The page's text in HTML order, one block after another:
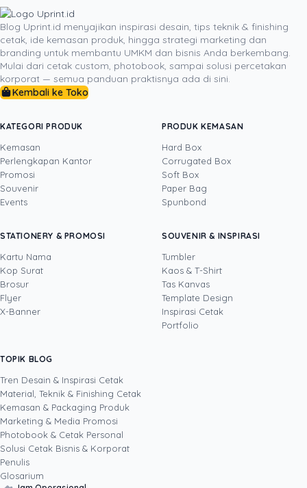
menempatkan tanda hak cipta atau nama Anda di
setiap karya sebelum merilisnya ke publik. Hal tersebut
penting dilakukan karena Anda sendiri tidak dapat
mencegah aksi dari pencuri karya yang tersebar di
dunia maya. Meskipun terkesan sederhana, namun
penggunaan nama ini juga dapat melindungi dan
menghindarkan karya anda dari pembajakan.
DITULIS OLEH
· Cofounder
Uprint.id, pakar dengan pengalaman lebih dari
20 tahun yang menguasai tiga disiplin
sekaligus: produksi percetakan dan kemasan
(offset, digital printing, quality control), digital
marketing, serta pemrograman dan AI. Ia
memahami bisnis cetak langsung dari lantai
produksi sampai baris kode, dari menghitung
sampai kemasan produk, selalu dengan
kacamata data dan dampak bisnis nyata.
Lihat profil →
Popular
Blog Uprint.id menyajikan inspirasi desain, tips teknik & finishing
cetak, ide kemasan produk, hingga strategi marketing dan
branding untuk membantu UMKM dan bisnis Anda berkembang.
Mulai dari cetak custom, photobook, sampai solusi percetakan
korporat — semua panduan praktisnya ada di sini.
Kembali ke Toko
KATEGORI PRODUK
Kemasan
Perlengkapan Kantor
Promosi
Souvenir
Events
PRODUK KEMASAN
Hard Box
Corrugated Box
Soft Box
Paper Bag
Spunbond
STATIONERY & PROMOSI
Kartu Nama
Kop Surat
Brosur
Flyer
X-Banner
SOUVENIR & INSPIRASI
Tumbler
Kaos & T-Shirt
Tas Kanvas
Template Design
Inspirasi Cetak
Portfolio
TOPIK BLOG
Tren Desain & Inspirasi Cetak
Material, Teknik & Finishing Cetak
Kemasan & Packaging Produk
Marketing & Media Promosi
Photobook & Cetak Personal
Solusi Cetak Bisnis & Korporat
Penulis
Glosarium